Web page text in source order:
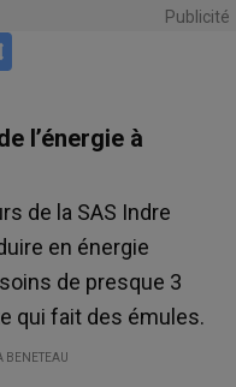
Publicité
l’énergie à
de la SAS Indre
en énergie
de presque 3
qui fait des émules.
BENETEAU